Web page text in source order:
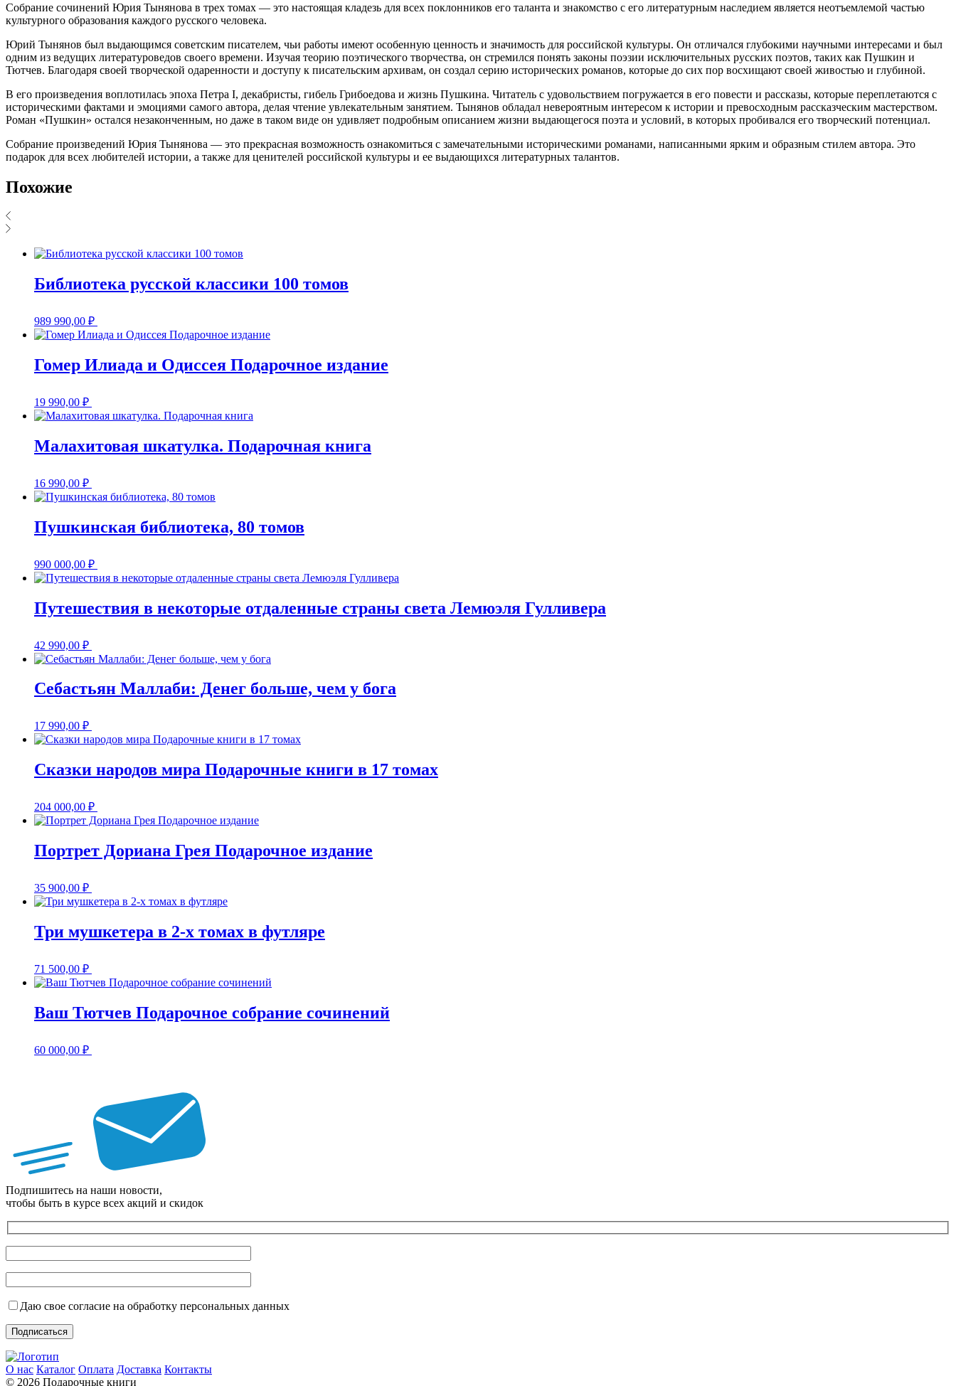
Собрание сочинений Юрия Тынянова в трех томах — это настоящая кладезь для всех поклонников его таланта и знакомство с его литературным наследием является неотъемлемой частью
культурного образования каждого русского человека.
Юрий Тынянов был выдающимся советским писателем, чьи работы имеют особенную ценность и значимость для российской культуры. Он отличался глубокими научными интересами и был
одним из ведущих литературоведов своего времени. Изучая теорию поэтического творчества, он стремился понять законы поэзии исключительных русских поэтов, таких как Пушкин и
Тютчев. Благодаря своей творческой одаренности и доступу к писательским архивам, он создал серию исторических романов, которые до сих пор восхищают своей живостью и глубиной.
В его произведения воплотилась эпоха Петра I, декабристы, гибель Грибоедова и жизнь Пушкина. Читатель с удовольствием погружается в его повести и рассказы, которые переплетаются с
историческими фактами и эмоциями самого автора, делая чтение увлекательным занятием. Тынянов обладал невероятным интересом к истории и превосходным рассказческим мастерством.
Роман «Пушкин» остался незаконченным, но даже в таком виде он удивляет подробным описанием жизни выдающегося поэта и условий, в которых пробивался его творческий потенциал.
Собрание произведений Юрия Тынянова — это прекрасная возможность ознакомиться с замечательными историческими романами, написанными ярким и образным стилем автора. Это
подарок для всех любителей истории, а также для ценителей российской культуры и ее выдающихся литературных талантов.
Похожие
Библиотека русской классики 100 томов
989 990,00 ₽
Гомер Илиада и Одиссея Подарочное издание
19 990,00 ₽
Малахитовая шкатулка. Подарочная книга
16 990,00 ₽
Пушкинская библиотека, 80 томов
990 000,00 ₽
Путешествия в некоторые отдаленные страны света Лемюэля Гулливера
42 990,00 ₽
Себастьян Маллаби: Денег больше, чем у бога
17 990,00 ₽
Сказки народов мира Подарочные книги в 17 томах
204 000,00 ₽
Портрет Дориана Грея Подарочное издание
35 900,00 ₽
Три мушкетера в 2-х томах в футляре
71 500,00 ₽
Ваш Тютчев Подарочное собрание сочинений
60 000,00 ₽
Подпишитесь на наши новости,
чтобы быть в курсе всех акций и скидок
Даю свое согласие на обработку персональных данных
О нас Каталог Оплата Доставка Контакты
© 2026 Подарочные книги